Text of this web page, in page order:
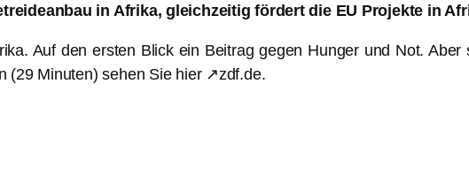
in Afrika, gleichzeitig fördert die EU Projekte in
Auf den ersten Blick ein Beitrag gegen Hunger und Not. Aber
(29 Minuten) sehen Sie hier ↗zdf.de.